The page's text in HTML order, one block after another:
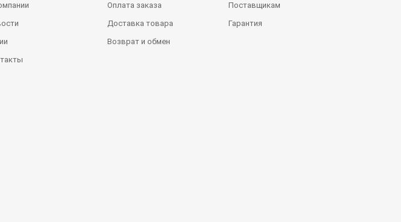
Оплата заказа
Доставка товара
Возврат и обмен
Поставщикам
Гарантия